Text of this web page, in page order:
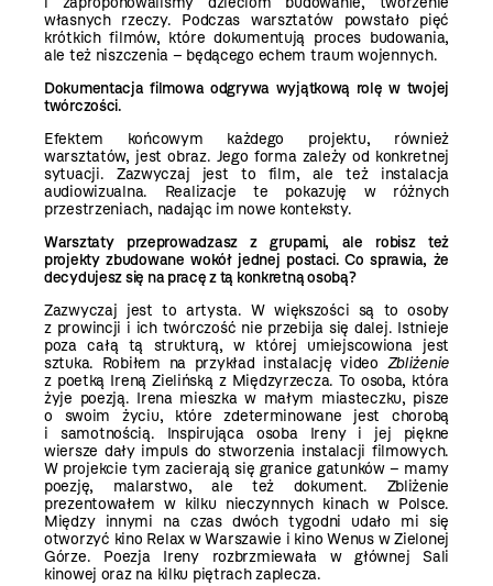
własnych rzeczy. Podczas warsztatów powstało pięć
krótkich filmów, które dokumentują proces budowania,
ale też niszczenia – będącego echem traum wojennych.
Dokumentacja filmowa odgrywa wyjątkową rolę w twojej
twórczości.
Efektem końcowym każdego projektu, również
warsztatów, jest obraz. Jego forma zależy od konkretnej
sytuacji. Zazwyczaj jest to film, ale też instalacja
audiowizualna. Realizacje te pokazuję w różnych
przestrzeniach, nadając im nowe konteksty.
Warsztaty przeprowadzasz z grupami, ale robisz też
projekty zbudowane wokół jednej postaci. Co sprawia, że
decydujesz się na pracę z tą konkretną osobą?
Zazwyczaj jest to artysta. W większości są to osoby
z prowincji i ich twórczość nie przebija się dalej. Istnieje
poza całą tą strukturą, w której umiejscowiona jest
sztuka. Robiłem na przykład instalację video Zbliżenie
z poetką Ireną Zielińską z Międzyrzecza. To osoba, która
żyje poezją. Irena mieszka w małym miasteczku, pisze
o swoim życiu, które zdeterminowane jest chorobą
i samotnością. Inspirująca osoba Ireny i jej piękne
wiersze dały impuls do stworzenia instalacji filmowych.
W projekcie tym zacierają się granice gatunków – mamy
poezję, malarstwo, ale też dokument. Zbliżenie
prezentowałem w kilku nieczynnych kinach w Polsce.
Między innymi na czas dwóch tygodni udało mi się
otworzyć kino Relax w Warszawie i kino Wenus w Zielonej
Górze. Poezja Ireny rozbrzmiewała w głównej Sali
kinowej oraz na kilku piętrach zaplecza.